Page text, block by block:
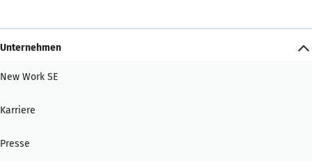
Unternehmen
New Work SE
Karriere
Presse